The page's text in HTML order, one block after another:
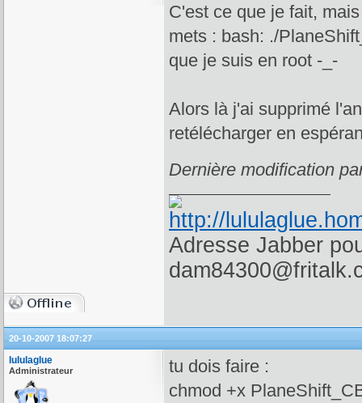
C'est ce que je fait,
mets : bash: ./
que je suis en root -_-
Alors là j'ai supprimé
retélécharger en
Dernière modification
Adresse Jabber
20-10-2007 18:07:27
lululaglue
Administrateur
tu dois faire :
chmod +x